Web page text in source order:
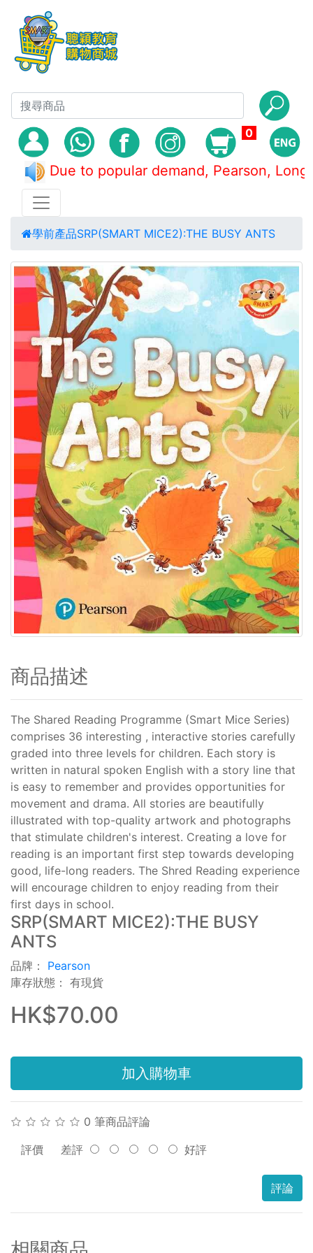
0
Due to popular demand, Pearson,
學前產品SRP(SMART MICE2):THE BUSY ANTS
商品描述
The Shared Reading Programme (Smart Mice Series)
comprises 36 interesting , interactive stories carefully
graded into three levels for children. Each story is
written in natural spoken English with a story line that
is easy to remember and provides opportunities for
movement and drama. All stories are beautifully
illustrated with top-quality artwork and photographs
that stimulate children's interest. Creating a love for
reading is an important first step towards developing
good, life-long readers. The Shred Reading experience
will encourage children to enjoy reading from their
first days in school.
SRP(SMART MICE2):THE BUSY
ANTS
品牌： Pearson
庫存狀態： 有現貨
HK$70.00
加入購物車
0 筆商品評論
評價 差評 好評
評論